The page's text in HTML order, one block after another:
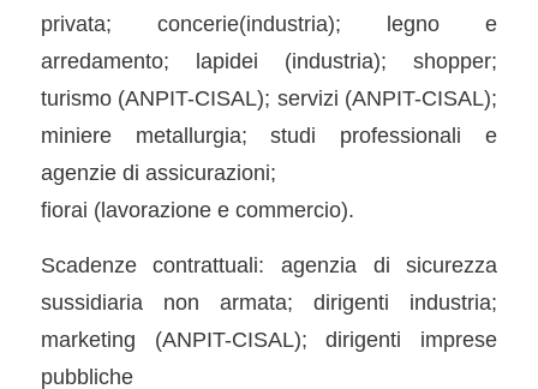
privata; concerie(industria); legno e
arredamento; lapidei (industria); shopper;
turismo (ANPIT-CISAL); servizi (ANPIT-CISAL);
miniere metallurgia; studi professionali e
agenzie di assicurazioni;
fiorai (lavorazione e commercio).
Scadenze contrattuali: agenzia di sicurezza
sussidiaria non armata; dirigenti industria;
marketing (ANPIT-CISAL); dirigenti imprese
pubbliche